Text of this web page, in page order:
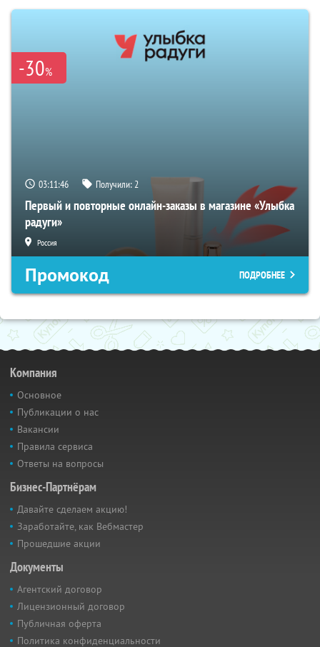
-30%
03:11:45 Получили:2
Первый и повторные онлайн-заказы в магазине «Улыбка
радуги»
Россия
Промокод ПОДРОБНЕЕ
Компания
Основное
Публикации о нас
Вакансии
Правила сервиса
Ответы на вопросы
Бизнес-Партнёрам
Давайте сделаем акцию!
Заработайте, как Вебмастер
Прошедшие акции
Документы
Агентский договор
Лицензионный договор
Публичная оферта
Политика конфиденциальности